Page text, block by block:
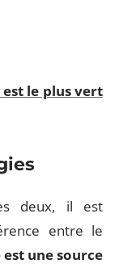
le plus vert
deux, il est
entre le
une source